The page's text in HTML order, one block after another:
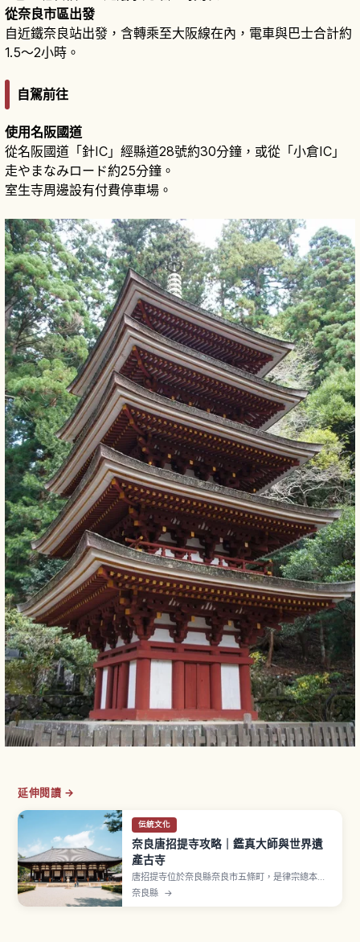
從奈良市區出發
自近鐵奈良站出發，含轉乘至大阪線在內，電車與巴士合計約
1.5〜2小時。
自駕前往
使用名阪國道
從名阪國道「針IC」經縣道28號約30分鐘，或從「小倉IC」
走やまなみロード約25分鐘。
室生寺周邊設有付費停車場。
延伸閱讀 →
伝統文化
奈良唐招提寺攻略｜鑑真大師與世界遺
產古寺
唐招提寺位於奈良縣奈良市五條町，是律宗總本
山。西元759年（天平寶字3年）由唐代高僧鑑真和
上創建，登錄 UNESCO 世界遺產「古都奈良的文
奈良縣 →